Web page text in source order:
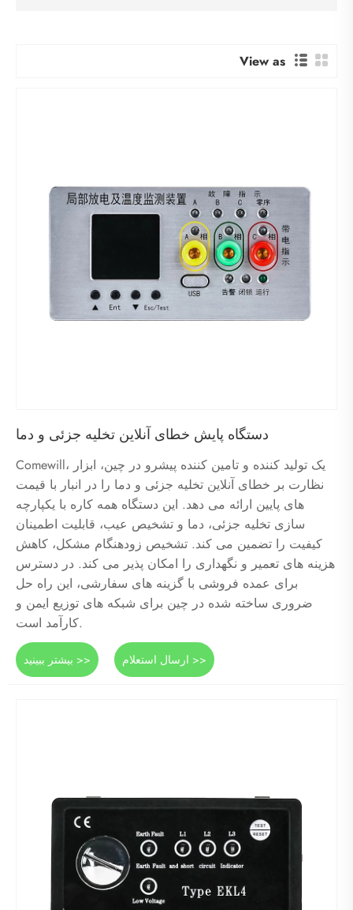
View as
دستگاه پایش خطای آنلاین تخلیه جزئی و دما
Comewill، یک تولید کننده و تامین کننده پیشرو در چین، ابزار
نظارت بر خطای آنلاین تخلیه جزئی و دما را در انبار با قیمت
های پایین ارائه می دهد. این دستگاه همه کاره با یکپارچه
سازی تخلیه جزئی، دما و تشخیص عیب، قابلیت اطمینان
کیفیت را تضمین می کند. تشخیص زودهنگام مشکل، کاهش
هزینه های تعمیر و نگهداری را امکان پذیر می کند. در دسترس
برای عمده فروشی با گزینه های سفارشی، این راه حل
ضروری ساخته شده در چین برای شبکه های توزیع ایمن و
کارآمد است.
بیشتر ببینید >> ارسال استعلام >>